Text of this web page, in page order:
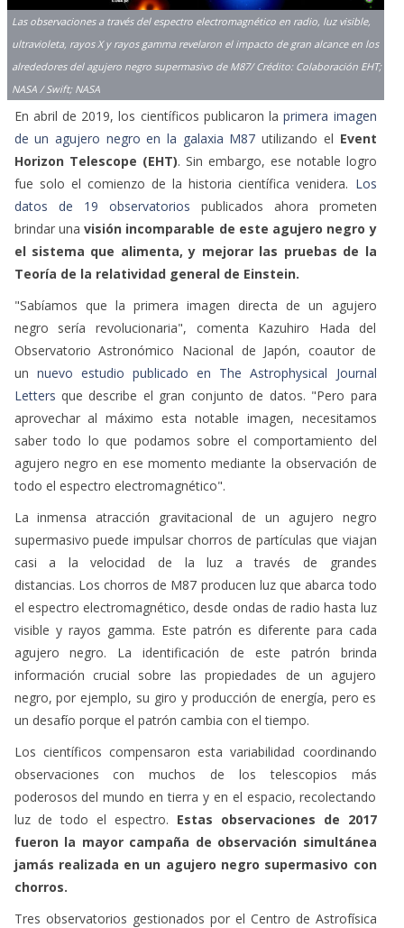
Las observaciones a través del espectro electromagnético en radio, luz visible,
ultravioleta, rayos X y rayos gamma revelaron el impacto de gran alcance en los
alrededores del agujero negro supermasivo de M87/ Crédito: Colaboración EHT;
NASA / Swift; NASA
En abril de 2019, los científicos publicaron laprimera imagen
de un agujero negro en la galaxia M87 utilizando el Event
Horizon Telescope (EHT). Sin embargo, ese notable logro
fue solo el comienzo de la historia científica venidera. Los
datos de 19 observatorios publicados ahora prometen
brindar una visión incomparable de este agujero negro y
el sistema que alimenta, y mejorar las pruebas de la
Teoría de la relatividad general de Einstein.
"Sabíamos que la primera imagen directa de un agujero
negro sería revolucionaria", comenta Kazuhiro Hada del
Observatorio Astronómico Nacional de Japón, coautor de
un nuevo estudio publicado en The Astrophysical Journal
Letters que describe el gran conjunto de datos. "Pero para
aprovechar al máximo esta notable imagen, necesitamos
saber todo lo que podamos sobre el comportamiento del
agujero negro en ese momento mediante la observación de
todo el espectro electromagnético".
La inmensa atracción gravitacional de un agujero negro
supermasivo puede impulsar chorros de partículas que viajan
casi a la velocidad de la luz a través de grandes
distancias. Los chorros de M87 producen luz que abarca todo
el espectro electromagnético, desde ondas de radio hasta luz
visible y rayos gamma. Este patrón es diferente para cada
agujero negro. La identificación de este patrón brinda
información crucial sobre las propiedades de un agujero
negro, por ejemplo, su giro y producción de energía, pero es
un desafío porque el patrón cambia con el tiempo.
Los científicos compensaron esta variabilidad coordinando
observaciones con muchos de los telescopios más
poderosos del mundo en tierra y en el espacio, recolectando
luz de todo el espectro. Estas observaciones de 2017
fueron la mayor campaña de observación simultánea
jamás realizada en un agujero negro supermasivo con
chorros.
Tres observatorios gestionados por el Centro de Astrofísica